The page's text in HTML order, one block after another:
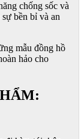
chống sốc và
bền bỉ và an
mẫu đồng hồ
hảo cho